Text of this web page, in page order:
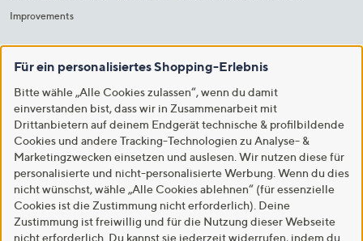
Improvements
Für ein personalisiertes Shopping-Erlebnis
Bitte wähle „Alle Cookies zulassen“, wenn du damit
einverstanden bist, dass wir in Zusammenarbeit mit
Drittanbietern auf deinem Endgerät technische & profilbildende
Cookies und andere Tracking-Technologien zu Analyse- &
Marketingzwecken einsetzen und auslesen. Wir nutzen diese für
personalisierte und nicht-personalisierte Werbung. Wenn du dies
nicht wünschst, wähle „Alle Cookies ablehnen“ (für essenzielle
Cookies ist die Zustimmung nicht erforderlich). Deine
Zustimmung ist freiwillig und für die Nutzung dieser Webseite
nicht erforderlich. Du kannst sie jederzeit widerrufen, indem du